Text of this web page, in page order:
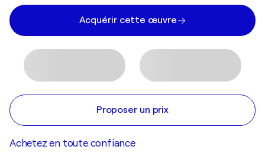
Acquérir cette œuvre
Proposer un prix
Achetez en toute confiance